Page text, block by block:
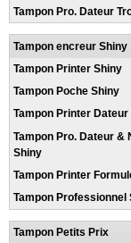
Tampon Pro. Dateur
Tampon encreur Shiny
Tampon Printer Shiny
Tampon Poche Shiny
Tampon Printer Dateur
Tampon Pro. Dateur &
Shiny
Tampon Printer
Tampon Professionnel
Tampon Petits Prix